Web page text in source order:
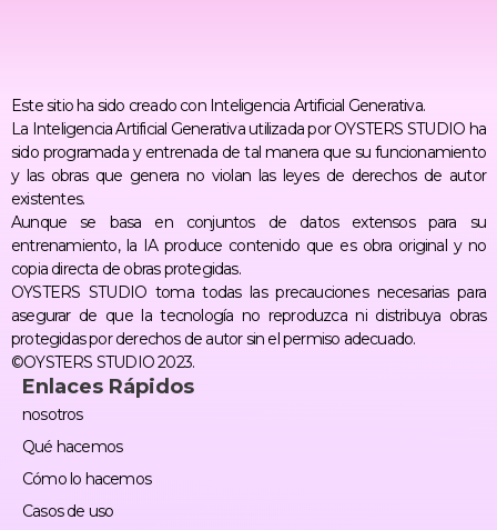
Este sitio ha sido creado con Inteligencia Artificial Generativa.
La Inteligencia Artificial Generativa utilizada por OYSTERS STUDIO ha
sido programada y entrenada de tal manera que su funcionamiento
y las obras que genera no violan las leyes de derechos de autor
existentes.
Aunque se basa en conjuntos de datos extensos para su
entrenamiento, la IA produce contenido que es obra original y no
copia directa de obras protegidas.
OYSTERS STUDIO toma todas las precauciones necesarias para
asegurar de que la tecnología no reproduzca ni distribuya obras
protegidas por derechos de autor sin el permiso adecuado.
©OYSTERS STUDIO 2023.
Enlaces Rápidos
nosotros
Qué hacemos
Cómo lo hacemos
Casos de uso